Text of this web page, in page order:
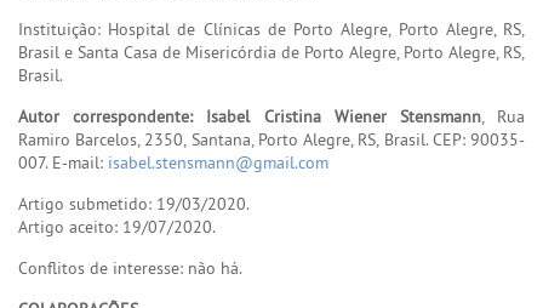
Instituição: Hospital de Clínicas de Porto Alegre, Porto Alegre, RS,
Brasil e Santa Casa de Misericórdia de Porto Alegre, Porto Alegre, RS,
Brasil.
Autor correspondente: Isabel Cristina Wiener Stensmann, Rua
Ramiro Barcelos, 2350, Santana, Porto Alegre, RS, Brasil. CEP: 90035-
007. E-mail: isabel.stensmann@gmail.com
Artigo submetido: 19/03/2020.
Artigo aceito: 19/07/2020.
Conflitos de interesse: não há.